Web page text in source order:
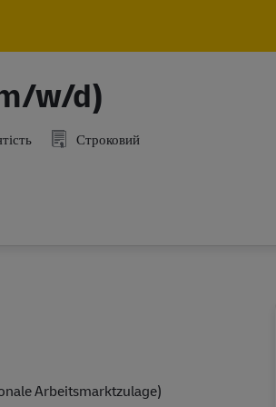
w/d)
Строковий
Arbeitsmarktzulage)